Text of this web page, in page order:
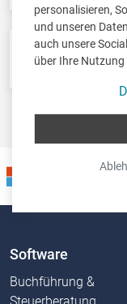
personalisieren,
und unseren
auch unsere
über Ihre
Pos-in
Kassensystem
Software
Buchführung &